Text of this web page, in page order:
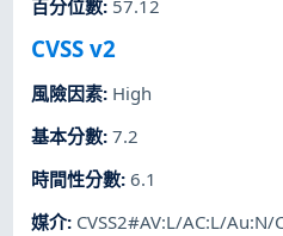
百分位數: 57.12
CVSS v2
風險因素: High
基本分數:7.2
時間性分數:6.1
媒介: CVSS2#AV:L/AC:L/Au:N/